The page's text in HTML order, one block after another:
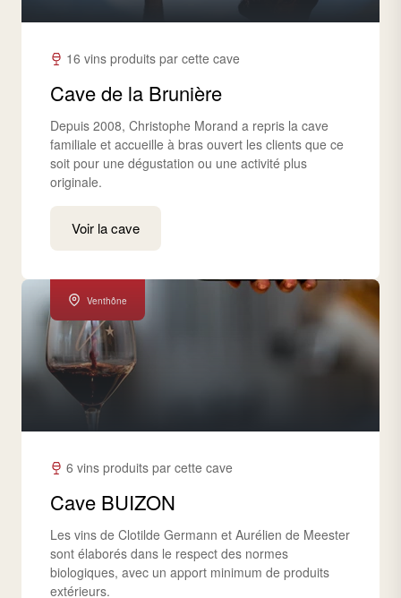
16 vins produits par cette cave
Cave de la Brunière
Depuis 2008, Christophe Morand a repris la cave
familiale et accueille à bras ouvert les clients que ce
soit pour une dégustation ou une activité plus
originale.
Voir la cave
Venthône
6 vins produits par cette cave
Cave BUIZON
Les vins de Clotilde Germann et Aurélien de Meester
sont élaborés dans le respect des normes
biologiques, avec un apport minimum de produits
extérieurs.